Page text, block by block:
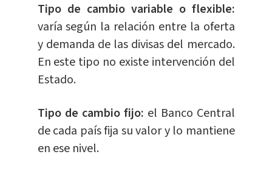
Tipo de cambio variable o flexible:
varía según la relación entre la oferta
y demanda de las divisas del mercado.
En este tipo no existe intervención del
Estado.
Tipo de cambio fijo: el Banco Central
de cada país fija su valor y lo mantiene
en ese nivel.